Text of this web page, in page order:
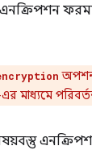
এনক্রিপশন
মাধ্যমে